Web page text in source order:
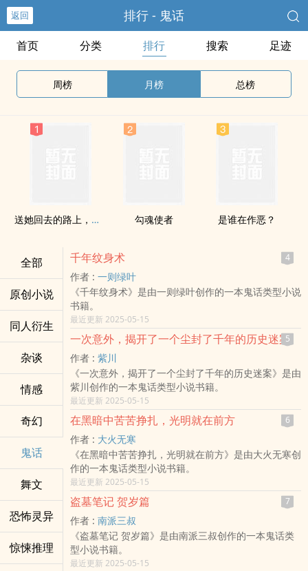
返回 排行 - 鬼话
首页 分类 排行 搜索 足迹
周榜 月榜 总榜
送她回去的路上，一具女尸从天而降 勾魂使者 是谁在作恶？
全部
原创小说
同人衍生
杂谈
情感
奇幻
鬼话
舞文
恐怖灵异
惊悚推理
千年纹身术 4
作者 : 一则绿叶
《千年纹身术》是由一则绿叶创作的一本鬼话类型小说
书籍。
最近更新 2025-05-15
一次意外，揭开了一个尘封了千年的历史迷案
5
作者 : 紫川
《一次意外，揭开了一个尘封了千年的历史迷案》是由
紫川创作的一本鬼话类型小说书籍。
最近更新 2025-05-15
在黑暗中苦苦挣扎，光明就在前方 6
作者 : 大火无寒
《在黑暗中苦苦挣扎，光明就在前方》是由大火无寒创
作的一本鬼话类型小说书籍。
最近更新 2025-05-15
盗墓笔记 贺岁篇 7
作者 : 南派三叔
《盗墓笔记 贺岁篇》是由南派三叔创作的一本鬼话类
型小说书籍。
最近更新 2025-05-15